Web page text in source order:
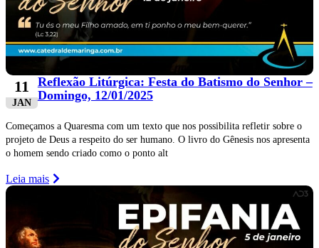
11
JAN
Reflexão Litúrgica: Festa do Batismo do Senhor –
Domingo, 12/01/2025
Começamos a Quaresma com um texto que nos possibilita refletir sobre o
projeto de Deus a respeito do ser humano. O livro do Gênesis nos apresenta
o homem sendo criado como o ponto alt
Leia mais